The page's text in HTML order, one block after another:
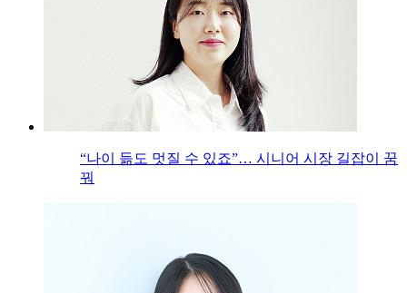
“나이 듦도 멋질 수 있죠”… 시니어 시장 길잡이 꿈
꿔